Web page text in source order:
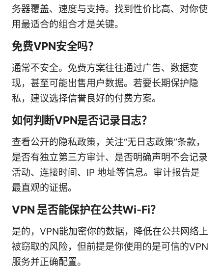
务器覆盖、速度与支持。找到性价比高、对你使
用最适合的组合才是关键。
免费VPN安全吗？
通常不安全。免费方案往往通过广告、数据变
现，甚至可能出售用户数据。若要长期保护隐
私，建议选择信誉良好的付费方案。
如何判断VPN是否记录日志？
查看公开的隐私政策，关注“无日志政策”条款，
是否有独立第三方审计、是否明确声明不会记录
活动、连接时间、IP 地址等信息。审计报告是
最直观的证据。
VPN 是否能保护在公共Wi-Fi？
是的，VPN能加密你的数据，降低在公共网络上
被窃取的风险，但前提是你使用的是可信的VPN
服务并正确配置。